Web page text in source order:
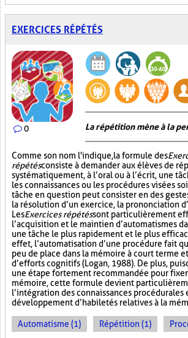
EXERCICES RÉPÉTÉS
0 La répétition mène à la
Comme son nom l'indique, la formule des
répétésconsiste à demander aux élèves de
systématiquement, à l’oral ou à l’écrit, une
les connaissances ou les procédures visées
tâche en question peut consister en des
la résolution d’un exercice, la prononciation
LesExercices répétéssont particulièrement
l’acquisition et le maintien d’automatismes
une tâche le plus rapidement et le plus
effet, l’automatisation d’une procédure fait
peu de place dans la mémoire à court terme
d’efforts cognitifs (Logan, 1988). De plus,
une étape fortement recommandée pour fixer
mémoire, cette formule devient
l’intégration des connaissances procédurales
développement d’habiletés relatives à la
Automatisme (1) Répétition (1)